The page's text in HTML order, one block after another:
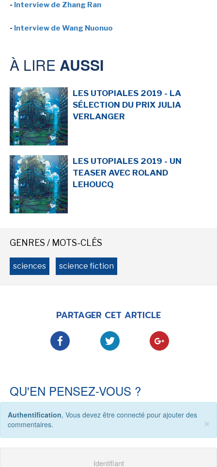
- Interview de Zhang Ran
- Interview de Wang Nuonuo
À LIRE AUSSI
LES UTOPIALES 2019 - LA
SÉLECTION DU PRIX JULIA
VERLANGER
LES UTOPIALES 2019 - UN
TEASER AVEC ROLAND
LEHOUCQ
GENRES / MOTS-CLÉS
sciences science fiction
PARTAGER CET ARTICLE
QU'EN PENSEZ-VOUS ?
Authentification, Vous devez être connecté pour ajouter des
commentaires.
×
Identifiant